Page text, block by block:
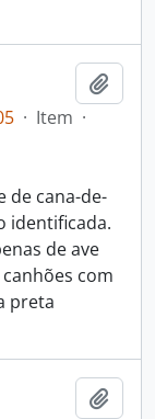
· Item ·
de cana-de-
identificada.
de ave
com
preta